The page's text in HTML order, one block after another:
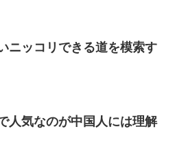
ニッコリできる道を模索す
人気なのが中国人には理解